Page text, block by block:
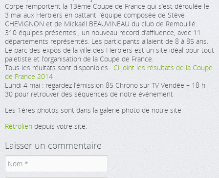
Corpe remportent la 13ème Coupe de France qui s’est déroulée le
3 mai aux Herbiers en battant l’équipe composée de Stève
CHEVIGNON et de Mickaël BEAUVINEAU du club de Remouillé.
310 équipes présentes , un nouveau record d’affluence, avec 11
départements représentés. Les participants allaient de 8 à 85 ans.
Le parc des expos de la ville des Herbiers est un site idéal pour tout
paletiste et l’organisation de la Coupe de France.
Tous les réultats sont disponibles : Ci joint les résultats de la Coupe
de France 2014
Lundi 4 mai : regardez l’émission 85 Chrono sur TV Vendée – 18 h
30 pour retrouver des séquences de notre événement
Les 1ères photos sont dans la galerie photo de notre site
Rétrolien depuis votre site.
Laisser un commentaire